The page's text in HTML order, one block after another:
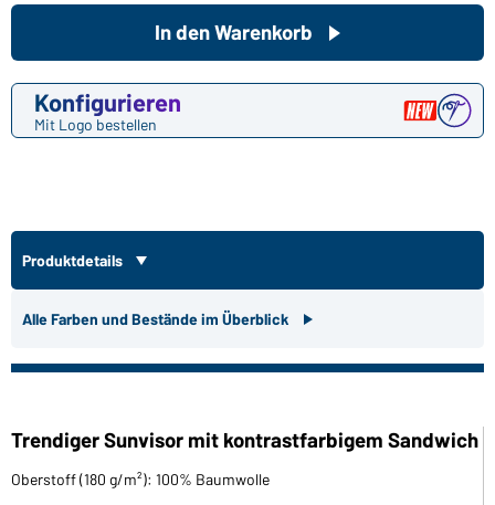
Konfigurieren
Mit Logo bestellen
In den Warenkorb
Produktdetails
Alle Farben und Bestände im Überblick
Trendiger Sunvisor mit kontrastfarbigem Sandwich
Oberstoff (180 g/m²): 100% Baumwolle